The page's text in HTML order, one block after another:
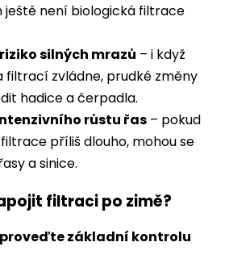
není biologická filtrace
silných mrazů – i když
filtrací zvládne, prudké změny
hadice a čerpadla.
růstu řas – pokud
příliš dlouho, mohou se
a sinice.
filtraci po zimě?
proveďte základní kontrolu